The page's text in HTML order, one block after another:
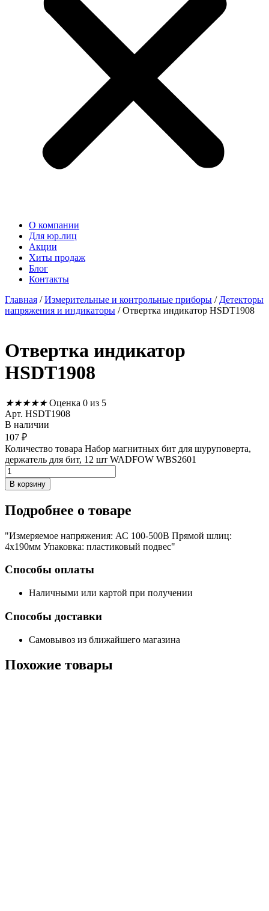
О компании
Для юр.лиц
Акции
Хиты продаж
Блог
Контакты
Главная /Измерительные и контрольные приборы / Детекторы
напряжения и индикаторы / Отвертка индикатор HSDT1908
Отвертка индикатор
HSDT1908
★★★★★ Оценка 0 из 5
Арт. HSDT1908
В наличии
107 ₽
Количество товара Набор магнитных бит для шуруповерта,
держатель для бит, 12 шт WADFOW WBS2601
В корзину
Подробнее о товаре
"Измеряемое напряжения: АС 100-500В Прямой шлиц:
4х190мм Упаковка: пластиковый подвес"
Способы оплаты
Наличными или картой при получении
Способы доставки
Самовывоз из ближайшего магазина
Похожие товары